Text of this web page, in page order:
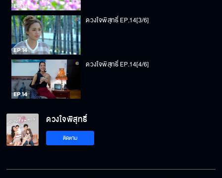
ดวงใจพิสุทธิ์ EP.14[3/6]
ดวงใจพิสุทธิ์ EP.14[4/6]
ดวงใจพิสุทธิ์
ติดตาม